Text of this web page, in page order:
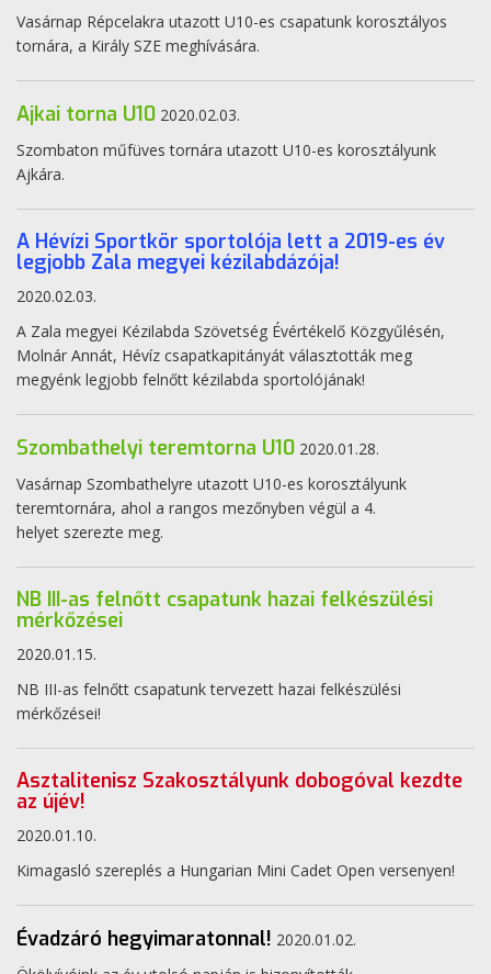
Vasárnap Répcelakra utazott U10-es csapatunk korosztályos
tornára, a Király SZE meghívására.
Ajkai torna U10 2020.02.03.
Szombaton műfüves tornára utazott U10-es korosztályunk
Ajkára.
A Hévízi Sportkör sportolója lett a 2019-es év
legjobb Zala megyei kézilabdázója!
2020.02.03.
A Zala megyei Kézilabda Szövetség Évértékelő Közgyűlésén,
Molnár Annát, Hévíz csapatkapitányát választották meg
megyénk legjobb felnőtt kézilabda sportolójának!
Szombathelyi teremtorna U10 2020.01.28.
Vasárnap Szombathelyre utazott U10-es korosztályunk
teremtornára, ahol a rangos mezőnyben végül a 4.
helyet szerezte meg.
NB III-as felnőtt csapatunk hazai felkészülési
mérkőzései
2020.01.15.
NB III-as felnőtt csapatunk tervezett hazai felkészülési
mérkőzései!
Asztalitenisz Szakosztályunk dobogóval kezdte
az újév!
2020.01.10.
Kimagasló szereplés a Hungarian Mini Cadet Open versenyen!
Évadzáró hegyimaratonnal! 2020.01.02.